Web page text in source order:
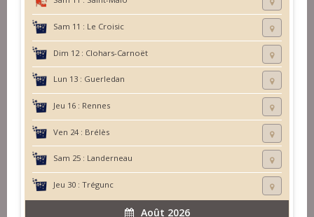
Sam 11 : Le Croisic
Dim 12 : Clohars-Carnoët
Lun 13 : Guerledan
Jeu 16 : Rennes
Ven 24 : Brélès
Sam 25 : Landerneau
Jeu 30 : Trégunc
Août 2026